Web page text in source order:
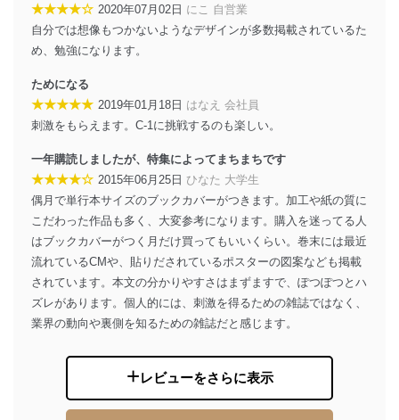
１．個人情報保護管理者
当社は以下の個人情報保護管理者を設置し、個人情報保
用・提供・管理いたします。
株式会社富士山マガジンサービス
代表取締役会長 西野 伸一郎
個人情報保護管理者: 経営管理グループディレクター 前
田 嘉也
２．利用目的
当社が取り扱う開示対象個人情報の利用目的は次のとお
りです。
No
個人情報の種類 利用目的
当社の定期購読サ
ービス等をご利用
の方の個人情報
購入商品の配送のため
商品代金回収のため
ス、キャンペーン等の広告の案内
のため
個人が特定できない形で取得した
閲覧履歴や購買履歴等の情報を分
★★★★☆ 2020年07月02日 にこ 自営業
自分では想像もつかないようなデザインが多数掲載されているた
め、勉強になります。
ためになる
★★★★★ 2019年01月18日 はなえ 会社員
刺激をもらえます。C-1に挑戦するのも楽しい。
一年購読しましたが、特集によってまちまちです
★★★★☆ 2015年06月25日 ひなた 大学生
偶月で単行本サイズのブックカバーがつきます。加工や紙の質に
こだわった作品も多く、大変参考になります。購入を迷ってる人
はブックカバーがつく月だけ買ってもいいくらい。巻末には最近
流れているCMや、貼りだされているポスターの図案なども掲載
されています。本文の分かりやすさはまずますで、ぽつぽつとハ
ズレがあります。個人的には、刺激を得るための雑誌ではなく、
業界の動向や裏側を知るための雑誌だと感じます。
レビューをさらに表示